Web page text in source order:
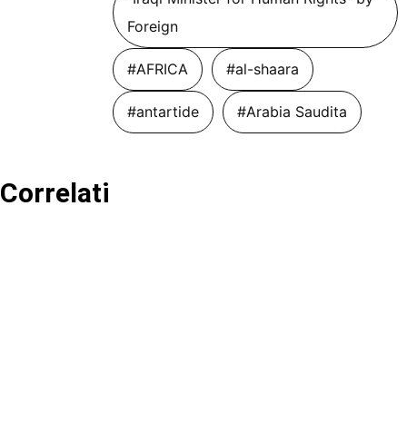
Foreign
#AFRICA #al-shaara
#antartide #Arabia Saudita
Correlati